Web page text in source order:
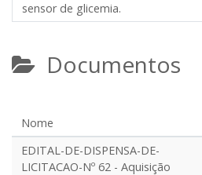
sensor de glicemia.
Documentos
Nome
EDITAL-DE-DISPENSA-DE-
LICITACAO-Nº 62 - Aquisição